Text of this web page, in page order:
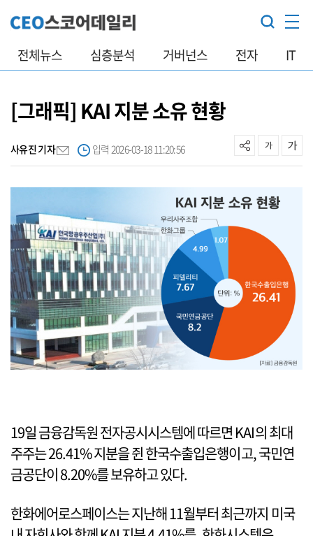
전체뉴스 심층분석 거버넌스 전자 IT
[그래픽] KAI 지분 소유 현황
사유진 기자 입력 2026-03-18 11:20:56
19일 금융감독원 전자공시시스템에 따르면 KAI의 최대
주주는 26.41% 지분을 쥔 한국수출입은행이고, 국민연
금공단이 8.20%를 보유하고 있다.
한화에어로스페이스는 지난해 11월부터 최근까지 미국